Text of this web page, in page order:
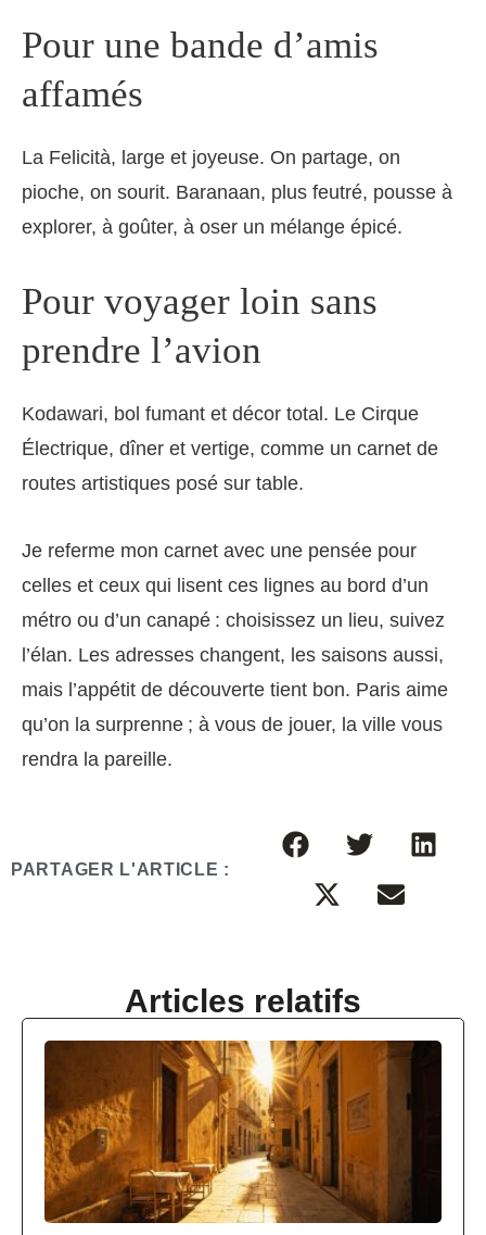
Pour une bande d’amis
affamés
La Felicità, large et joyeuse. On partage, on
pioche, on sourit. Baranaan, plus feutré, pousse à
explorer, à goûter, à oser un mélange épicé.
Pour voyager loin sans
prendre l’avion
Kodawari, bol fumant et décor total. Le Cirque
Électrique, dîner et vertige, comme un carnet de
routes artistiques posé sur table.
Je referme mon carnet avec une pensée pour
celles et ceux qui lisent ces lignes au bord d’un
métro ou d’un canapé : choisissez un lieu, suivez
l’élan. Les adresses changent, les saisons aussi,
mais l’appétit de découverte tient bon. Paris aime
qu’on la surprenne ; à vous de jouer, la ville vous
rendra la pareille.
PARTAGER L'ARTICLE :
Articles relatifs